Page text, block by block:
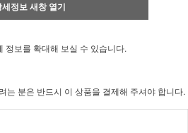
정보 새창 열기
정보를 확대해 보실 수 있습니다.
는 분은 반드시 이 상품을 결제해 주셔야 합니다.